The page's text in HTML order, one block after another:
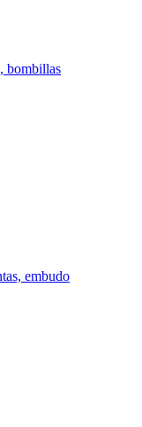
bombillas
embudo